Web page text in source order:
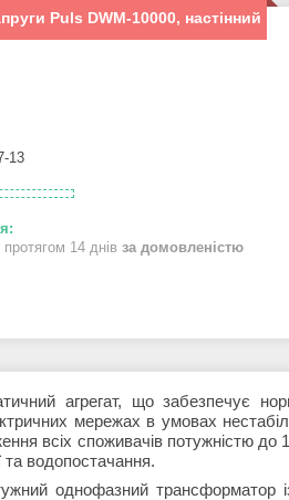
Puls DWM-10000, настінний
13
14 днів за домовленістю
агрегат, що забезпечує
мережах в умовах
всіх споживачів потужністю до
та водопостачання.
однофазний трансформатор